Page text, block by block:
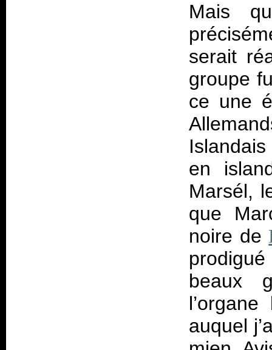
Mais
serait
groupe
ce une
en
Marsél,
que
noire de
beaux
auquel